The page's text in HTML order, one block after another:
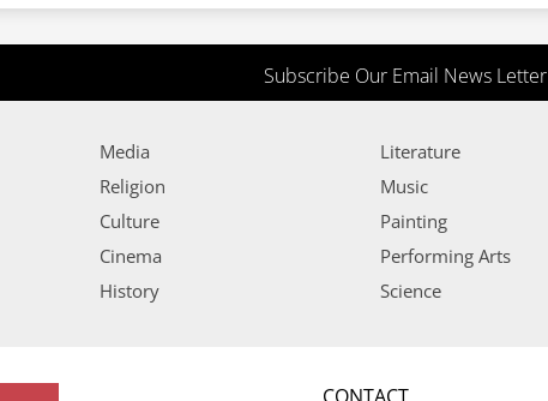
Subscribe Our Email News Letter
Media
Religion
Culture
Cinema
History
Literature
Music
Painting
Performing Arts
Science